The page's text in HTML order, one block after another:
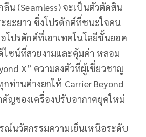
ลืน (Seamless) จะเป็นตัวตัดสิน
ยะยาว ซึ่งโปรดักต์ที่ชนะใจคน
โปรดักต์ที่เอาเทคโนโลยีชั้นยอด
ซน์ที่สวยงามและคุ้มค่า หลอม
X” ความลงตัวที่ผู้เชี่ยวชาญ
ท่านต่างยกให้ Carrier Beyond
คัญของเครื่องปรับอากาศยุคใหม่
ณ์นวัตกรรมความเย็นเหนือระดับ